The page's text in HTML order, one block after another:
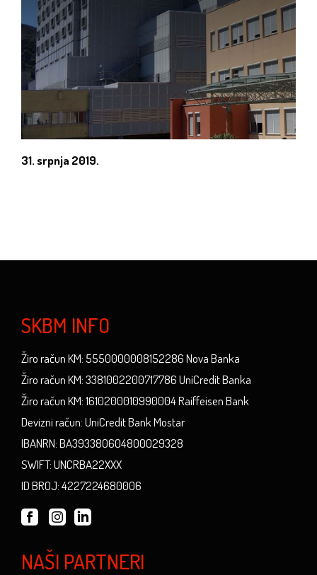
31. srpnja 2019.
SKBM INFO
Žiro račun KM: 5550000008152286 Nova Banka
Žiro račun KM: 3381002200717786 UniCredit Banka
Žiro račun KM: 1610200010990004 Raiffeisen Bank
Devizni račun: UniCredit Bank Mostar
IBANRN: BA393380604800029328
SWIFT: UNCRBA22XXX
ID BROJ: 4227224680006
NAŠI PARTNERI